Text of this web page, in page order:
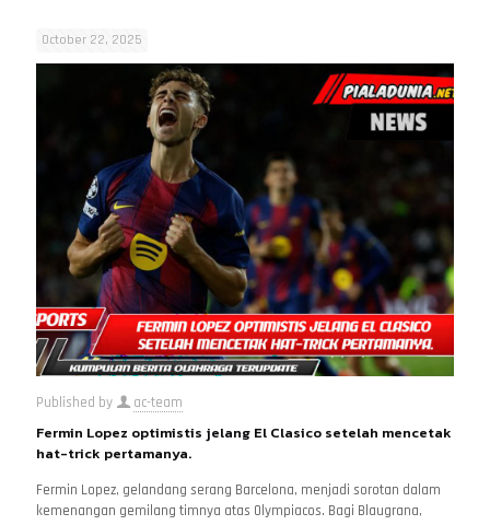
October 22, 2025
Published by ac-team
Fermin Lopez optimistis jelang El Clasico setelah mencetak
hat-trick pertamanya.
Fermin Lopez, gelandang serang Barcelona, ​​menjadi sorotan dalam
kemenangan gemilang timnya atas Olympiacos. Bagi Blaugrana,